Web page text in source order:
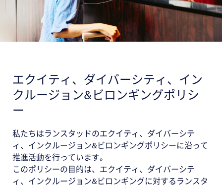
エクイティ、ダイバーシティ、イン
クルージョン&ビロンギングポリシ
ー
私たちはランスタッドのエクイティ、ダイバーシテ
ィ、インクルージョン&ビロンギングポリシーに沿って
推進活動を行っています。
このポリシーの目的は、エクイティ、ダイバーシテ
ィ、インクルージョン&ビロンギングに対するランスタ